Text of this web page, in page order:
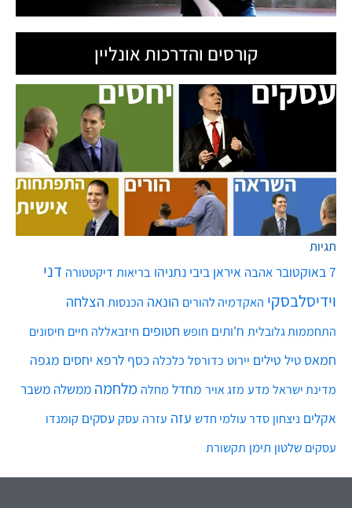
קורסים והדרכות אונליין
תגיות
7 באוקטובר אהבה איראן ביבי נתניהו בריאות דיקטטורה דני
וידיסלבסקי האקדמיה להורים הונאה הכנסות הצלחה
התחממות גלובלית ח'ותים חופש חטופים חיזבאללה חיים חיסונים
חמאס טיל טילים יירוט כדורסל כלכלה כסף לרפא יחסים מגפה
מדינת ישראל מדע מזג אויר מחדל מחלה מלחמה ממשלה משבר
אקלים ניצחון סדר עולמי חדש עזה עזרה עסק עסקים קומנדו
עסקים שלטון תימן תקשורת